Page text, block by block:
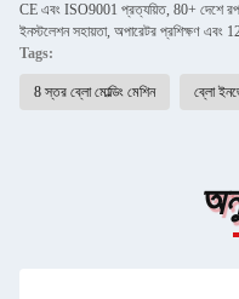
CE এবং ISO9001 প্রত্যয়িত, 80+ দেশে
ইনস্টলেশন সহায়তা, অপারেটর প্রশিক্ষণ এবং
Tags:
8 স্তর ব্লো মোল্ডিং মেশিন ব্লো